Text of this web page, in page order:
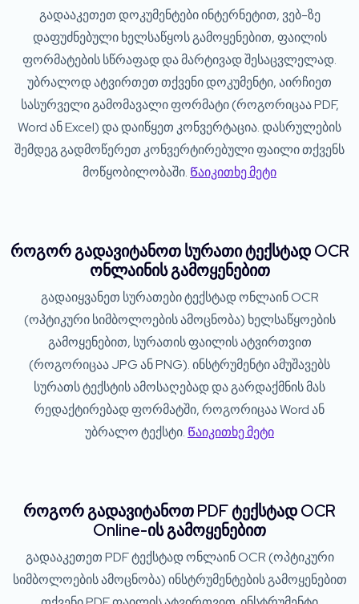
გადააკეთეთ დოკუმენტები ინტერნეტით, ვებ-ზე
დაფუძნებული ხელსაწყოს გამოყენებით, ფაილის
ფორმატების სწრაფად და მარტივად შესაცვლელად.
უბრალოდ ატვირთეთ თქვენი დოკუმენტი, აირჩიეთ
სასურველი გამომავალი ფორმატი (როგორიცაა PDF,
Word ან Excel) და დაიწყეთ კონვერტაცია. დასრულების
შემდეგ გადმოწერეთ კონვერტირებული ფაილი თქვენს
მოწყობილობაში. Წაიკითხე მეტი
როგორ გადავიტანოთ სურათი ტექსტად OCR
ონლაინის გამოყენებით
გადაიყვანეთ სურათები ტექსტად ონლაინ OCR
(ოპტიკური სიმბოლოების ამოცნობა) ხელსაწყოების
გამოყენებით, სურათის ფაილის ატვირთვით
(როგორიცაა JPG ან PNG). ინსტრუმენტი ამუშავებს
სურათს ტექსტის ამოსაღებად და გარდაქმნის მას
რედაქტირებად ფორმატში, როგორიცაა Word ან
უბრალო ტექსტი. Წაიკითხე მეტი
როგორ გადავიტანოთ PDF ტექსტად OCR
Online-ის გამოყენებით
გადააკეთეთ PDF ტექსტად ონლაინ OCR (ოპტიკური
სიმბოლოების ამოცნობა) ინსტრუმენტების გამოყენებით